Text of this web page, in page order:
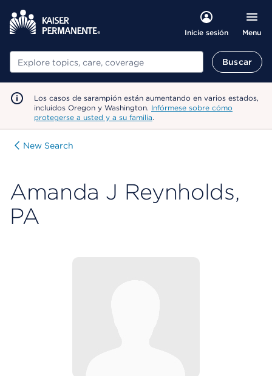
Inicie sesión Menu
Buscar Buscar
Los casos de sarampión están aumentando en varios estados,
incluidos Oregon y Washington. Infórmese sobre cómo
protegerse a usted y a su familia.
New Search
Amanda J Reynholds,
PA